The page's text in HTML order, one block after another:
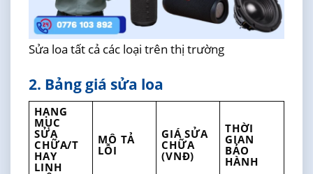
Sửa loa tất cả các loại trên thị trường
2. Bảng giá sửa loa
HẠNG
MỤC
SỬA
CHỮA/T
HAY
LINH
MÔ TẢ
LỖI
GIÁ SỬA
CHỮA
(VNĐ)
THỜI
GIAN
BẢO
HÀNH